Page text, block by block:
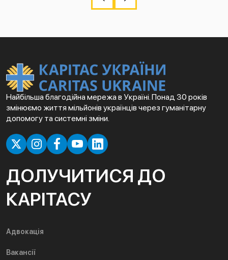
Найбільша благодійна мережа в Україні. Понад 30 років
змінюємо життя мільйонів українців через гуманітарну
допомогу та системні зміни.
ДОЛУЧИТИСЯ ДО
КАРІТАСУ
Адвокація
Вакансії